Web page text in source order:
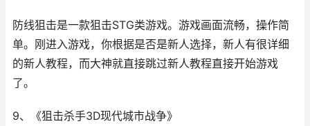
防线狙击是一款狙击STG类游戏。游戏画面流畅，操作简
单。刚进入游戏，你根据是否是新人选择，新人有很详细
的新人教程，而大神就直接跳过新人教程直接开始游戏
了。
9、《狙击杀手3D现代城市战争》